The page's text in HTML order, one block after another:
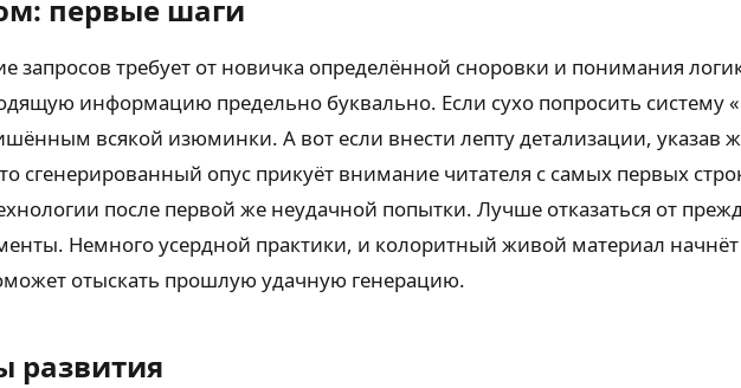
первые шаги
запросов требует от новичка определённой сноровки и понимания
информацию предельно буквально. Если сухо попросить систему
всякой изюминки. А вот если внести лепту детализации, указав
опус прикуёт внимание читателя с самых первых
после первой же неудачной попытки. Лучше отказаться от
Немного усердной практики, и колоритный живой материал начнёт
отыскать прошлую удачную генерацию.
развития